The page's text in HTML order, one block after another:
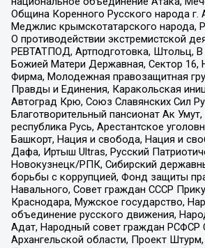
Община Коренного Русского народа г.
Меджлис крымскотатарского народа,
О противодействии экстремистской
РЕВТАТПОД, Артподготовка, Штольц, В
Божией Матери Державная, Сектор 16,
Фирма, Молодежная правозащитная
Правды и Единения, Каракольская
Автоград Крю, Союз Славянских Сил
Благотворительный пансионат Ак Умут,
республика Русь, Арестантское
Башкорт, Нация и свобода, Нация и
Дафа, Иртыш Ultras, Русский
Новокузнецк/РПК, Сибирский
борьбы с коррупцией, Фонд защиты
Навального, Совет граждан СССР
Краснодара, Мужское государство,
объединение русского движения,
Адат, Народный совет граждан РСФСР
Архангельской области, Проект